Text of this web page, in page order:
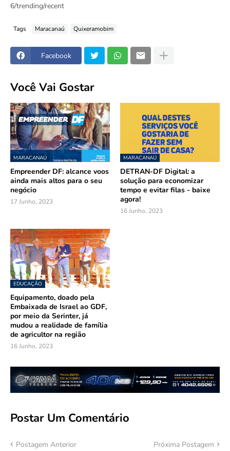
6/trending/recent
Tags Maracanaú Quixeramobim
Facebook
Você Vai Gostar
MARACANAÚ
Empreender DF: alcance voos
ainda mais altos para o seu
negócio
17 Junho, 2023
MARACANAÚ
DETRAN-DF Digital: a
solução para economizar
tempo e evitar filas - baixe
agora!
16 Junho, 2023
EDUCAÇÃO
Equipamento, doado pela
Embaixada de Israel ao GDF,
por meio da Serinter, já
mudou a realidade de família
de agricultor na região
16 Junho, 2023
Postar Um Comentário
Postagem Anterior Próxima Postagem